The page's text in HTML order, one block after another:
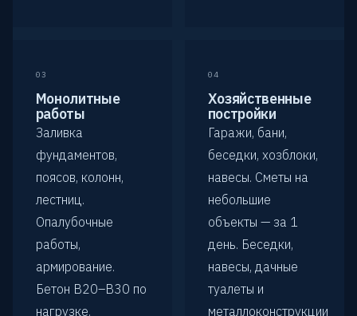
03
Монолитные
работы
Заливка
фундаментов,
поясов, колонн,
лестниц.
Опалубочные
работы,
армирование.
Бетон B20–B30 по
нагрузке.
04
Хозяйственные
постройки
Гаражи, бани,
беседки, хозблоки,
навесы. Сметы на
небольшие
объекты — за 1
день. Беседки,
навесы, дачные
туалеты и
металлоконструкции